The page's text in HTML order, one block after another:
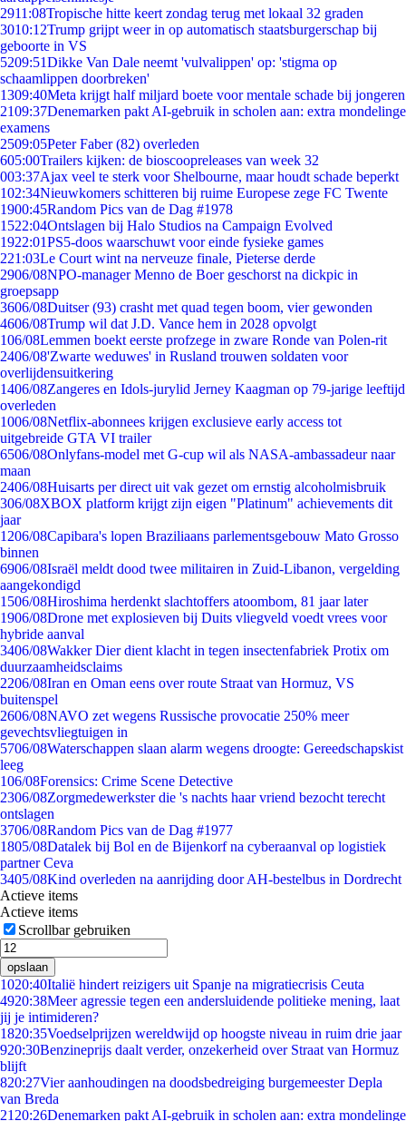
2911:08Tropische hitte keert zondag terug met lokaal 32 graden
3010:12Trump grijpt weer in op automatisch staatsburgerschap bij
geboorte in VS
5209:51Dikke Van Dale neemt 'vulvalippen' op: 'stigma op
schaamlippen doorbreken'
1309:40Meta krijgt half miljard boete voor mentale schade bij jongeren
2109:37Denemarken pakt AI-gebruik in scholen aan: extra mondelinge
examens
2509:05Peter Faber (82) overleden
605:00Trailers kijken: de bioscoopreleases van week 32
003:37Ajax veel te sterk voor Shelbourne, maar houdt schade beperkt
102:34Nieuwkomers schitteren bij ruime Europese zege FC Twente
1900:45Random Pics van de Dag #1978
1522:04Ontslagen bij Halo Studios na Campaign Evolved
1922:01PS5-doos waarschuwt voor einde fysieke games
221:03Le Court wint na nerveuze finale, Pieterse derde
2906/08NPO-manager Menno de Boer geschorst na dickpic in
groepsapp
3606/08Duitser (93) crasht met quad tegen boom, vier gewonden
4606/08Trump wil dat J.D. Vance hem in 2028 opvolgt
106/08Lemmen boekt eerste profzege in zware Ronde van Polen-rit
2406/08'Zwarte weduwes' in Rusland trouwen soldaten voor
overlijdensuitkering
1406/08Zangeres en Idols-jurylid Jerney Kaagman op 79-jarige leeftijd
overleden
1006/08Netflix-abonnees krijgen exclusieve early access tot
uitgebreide GTA VI trailer
6506/08Onlyfans-model met G-cup wil als NASA-ambassadeur naar
maan
2406/08Huisarts per direct uit vak gezet om ernstig alcoholmisbruik
306/08XBOX platform krijgt zijn eigen "Platinum" achievements dit
jaar
1206/08Capibara's lopen Braziliaans parlementsgebouw Mato Grosso
binnen
6906/08Israël meldt dood twee militairen in Zuid-Libanon, vergelding
aangekondigd
1506/08Hiroshima herdenkt slachtoffers atoombom, 81 jaar later
1906/08Drone met explosieven bij Duits vliegveld voedt vrees voor
hybride aanval
3406/08Wakker Dier dient klacht in tegen insectenfabriek Protix om
duurzaamheidsclaims
2206/08Iran en Oman eens over route Straat van Hormuz, VS
buitenspel
2606/08NAVO zet wegens Russische provocatie 250% meer
gevechtsvliegtuigen in
5706/08Waterschappen slaan alarm wegens droogte: Gereedschapskist
leeg
106/08Forensics: Crime Scene Detective
2306/08Zorgmedewerkster die 's nachts haar vriend bezocht terecht
ontslagen
3706/08Random Pics van de Dag #1977
1805/08Datalek bij Bol en de Bijenkorf na cyberaanval op logistiek
partner Ceva
3405/08Kind overleden na aanrijding door AH-bestelbus in Dordrecht
Actieve items
Actieve items
Scrollbar gebruiken
opslaan
1020:40Italië hindert reizigers uit Spanje na migratiecrisis Ceuta
4920:38Meer agressie tegen een andersluidende politieke mening, laat
jij je intimideren?
1820:35Voedselprijzen wereldwijd op hoogste niveau in ruim drie jaar
920:30Benzineprijs daalt verder, onzekerheid over Straat van Hormuz
blijft
820:27Vier aanhoudingen na doodsbedreiging burgemeester Depla
van Breda
21 20:26Denemarken pakt AI-gebruik in scholen aan: extra mondelinge